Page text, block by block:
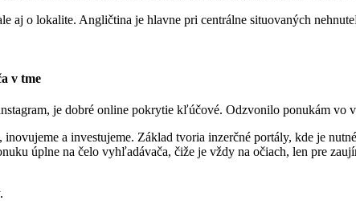
aj o lokalite. Angličtina je hlavne pri centrálne situovaných
v tme
je dobré online pokrytie kľúčové. Odzvonilo ponukám vo
inovujeme a investujeme. Základ tvoria inzerčné portály, kde je
úplne na čelo vyhľadávača, čiže je vždy na očiach, len pre